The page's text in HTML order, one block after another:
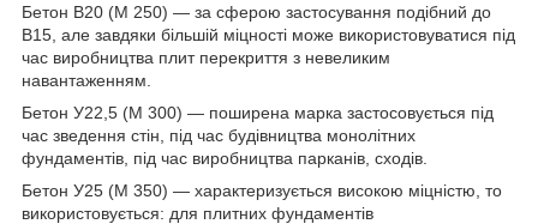
Бетон В20 (М 250) — за сферою застосування подібний до
В15, але завдяки більшій міцності може використовуватися під
час виробництва плит перекриття з невеликим
навантаженням.
Бетон У22,5 (М 300) — поширена марка застосовується під
час зведення стін, під час будівництва монолітних
фундаментів, під час виробництва парканів, сходів.
Бетон У25 (М 350) — характеризується високою міцністю, то
використовується: для плитних фундаментів